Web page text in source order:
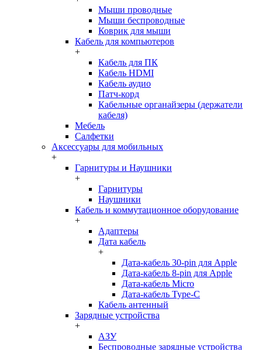
Мыши проводные
Мыши беспроводные
Коврик для мыши
Кабель для компьютеров
+
Кабель для ПК
Кабель HDMI
Кабель аудио
Патч-корд
Кабельные органайзеры (держатели
кабеля)
Мебель
Салфетки
Аксессуары для мобильных
+
Гарнитуры и Наушники
+
Гарнитуры
Наушники
Кабель и коммутационное оборудование
+
Адаптеры
Дата кабель
+
Дата-кабель 30-pin для Apple
Дата-кабель 8-pin для Apple
Дата-кабель Micro
Дата-кабель Type-C
Кабель антенный
Зарядные устройства
+
АЗУ
Беспроводные зарядные устройства